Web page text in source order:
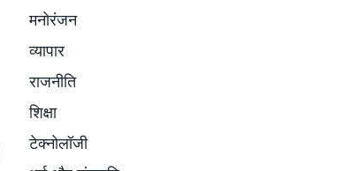
मनोरंजन
व्यापार
राजनीति
शिक्षा
टेक्नोलॉजी